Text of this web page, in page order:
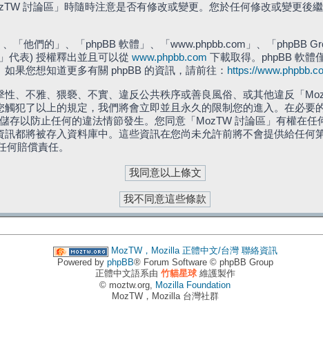
討論區」時隨時注意是否有修改或變更。您於任何修改或變更後
「他們的」、「phpBB 軟體」、「www.phpbb.com」、「phpBB
代表) 授權釋出並且可以從 www.phpbb.com 下載取得。phpBB 軟體
果您想知道更多有關 phpBB 的資訊，請前往： https://
、不雅、猥褻、不實、違反公共秩序或善良風俗、或其他違反「
犯了以上的規定，我們將會立即並且永久的限制您的進入。在必要
存以防止任何的違法情節發生。您同意「MozTW 討論區」有權在
都將被存入資料庫中。這些資訊在您尚未允許前將不會提供給任何
賠償責任。
MozTW，Mozilla 正體中文/台灣 聯絡資訊
Powered by phpBB® Forum Software © phpBB Group
正體中文語系由 竹貓星球維護製作
© moztw.org, Mozilla Foundation
MozTW，Mozilla 台灣社群